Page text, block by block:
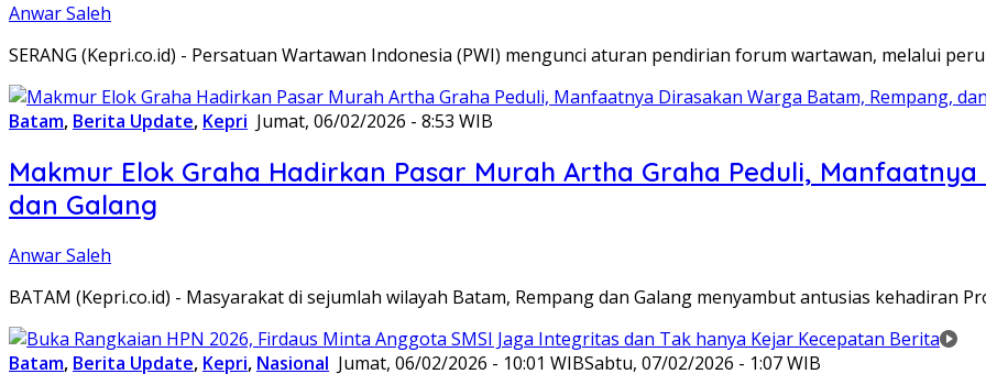
Anwar Saleh
SERANG (Kepri.co.id) - Persatuan Wartawan Indonesia (PWI) mengunci aturan pendirian forum wartawan, melalui
Batam, Berita Update, Kepri Jumat, 06/02/2026 - 8:53 WIB
Makmur Elok Graha Hadirkan Pasar Murah Artha Graha Peduli,
dan Galang
Anwar Saleh
BATAM (Kepri.co.id) - Masyarakat di sejumlah wilayah Batam, Rempang dan Galang menyambut antusias kehadiran
Batam, Berita Update, Kepri, Nasional Jumat, 06/02/2026 - 10:01 WIBSabtu, 07/02/2026 - 1:07 WIB